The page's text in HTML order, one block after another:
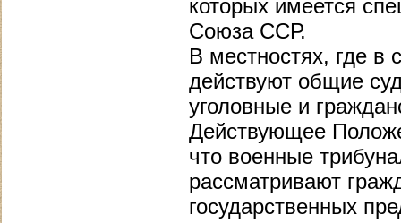
которых имеется
Союза ССР.
В местностях, где в
действуют общие
уголовные и
Действующее
что военные
рассматривают
государственных